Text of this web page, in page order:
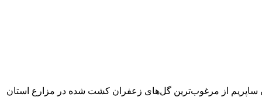
ساپریم از مرغوب‌ترین گل‌های زعفران کشت شده در مزارع استان